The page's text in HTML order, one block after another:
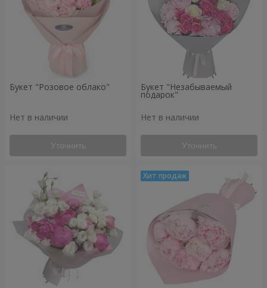
Букет "Розовое облако"
Нет в наличии
Уточнить
Букет "Незабываемый
подарок"
Нет в наличии
Уточнить